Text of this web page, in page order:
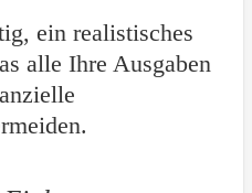
ein realistisches
alle Ihre Ausgaben